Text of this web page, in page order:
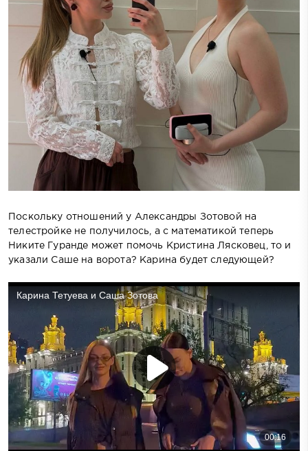
Поскольку отношений у Александры Зотовой на
телестройке не получилось, а с математикой теперь
Никите Гуранде может помочь Кристина Лясковец, то и
указали Саше на ворота? Карина будет следующей?